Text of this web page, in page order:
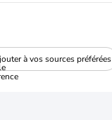
à vos sources préférées